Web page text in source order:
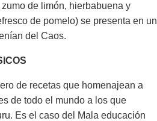
de limón, hierbabuena y
de pomelo) se presenta en un
del Caos.
de recetas que homenajean a
de todo el mundo a los que
Es el caso del Mala educación